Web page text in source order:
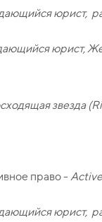
юрист,
юрист,
звезда
право - Active
юрист,